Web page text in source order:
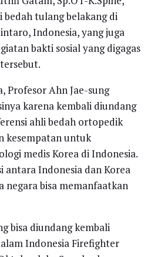
bedah tulang belakang di
Indonesia, yang juga
bakti sosial yang digagas
Profesor Ahn Jae-sung
karena kembali diundang
ahli bedah ortopedik
kesempatan untuk
medis Korea di Indonesia.
antara Indonesia dan Korea
negara bisa memanfaatkan
bisa diundang kembali
Indonesia Firefighter